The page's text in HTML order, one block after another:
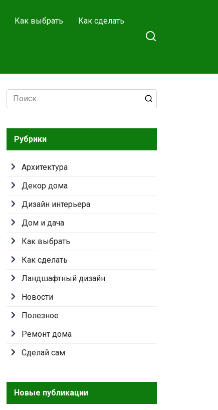
Как выбрать Как сделать
Search
for:
Рубрики
Архитектура
Декор дома
Дизайн интерьера
Дом и дача
Как выбрать
Как сделать
Ландшафтный дизайн
Новости
Полезное
Ремонт дома
Сделай сам
Новые публикации